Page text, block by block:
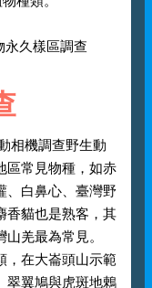
永久樣區調查
相機調查野生動
區常見物種，如赤
、白鼻心、臺灣野
香貓也是熟客，其
羌最為常見。
在大崙頭山示範
翠翼鳩與虎斑地鶇